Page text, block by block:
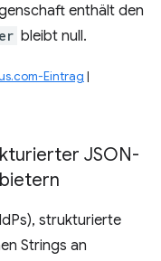
enthält den
bleibt null.
Eintrag |
JSON-
strukturierte
Strings an